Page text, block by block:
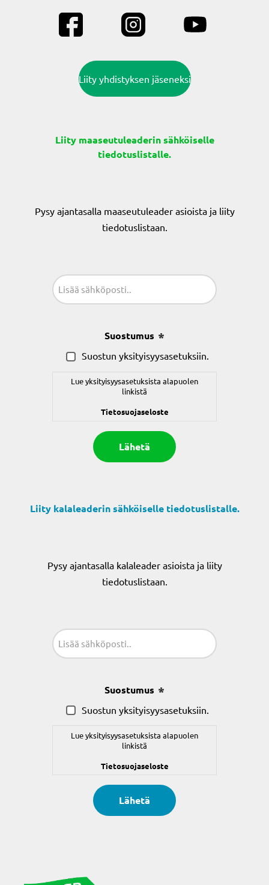
Liity yhdistyksen jäseneksi
Liity maaseutuleaderin sähköiselle
tiedotuslistalle.
Pysy ajantasalla maaseutuleader asioista ja liity
tiedotuslistaan.
Suostumus
Suostun yksityisyysasetuksiin.
Lue yksityisyysasetuksista alapuolen
linkistä
Tietosuojaseloste
Liity kalaleaderin sähköiselle tiedotuslistalle.
Pysy ajantasalla kalaleader asioista ja liity
tiedotuslistaan.
Sähköposti
Suostumus
Suostun yksityisyysasetuksiin.
Lue yksityisyysasetuksista alapuolen
linkistä
Tietosuojaseloste